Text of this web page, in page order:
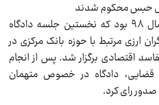
در نهایت ۱۳ مردادماه سال ۹۸ بود که نخستین جلسه دادگاه
ارزی مرتبط با حوزه بانک مرکزی در
اقتصادی برگزار شد. پس از انجام
قضایی، دادگاه در خصوص متهمان
صدور رای کرد.